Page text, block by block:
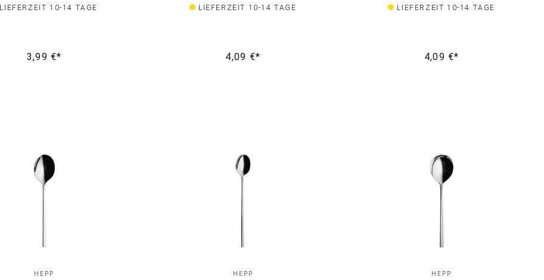
LIEFERZEIT 10-14 TAGE
3,99 €*
LIEFERZEIT 10-14 TAGE
4,09 €*
LIEFERZEIT 10-14 TAGE
4,09 €*
HEPP HEPP HEPP